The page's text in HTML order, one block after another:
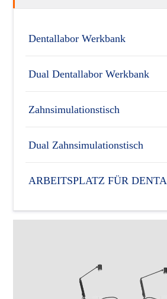
Dentallabor Werkbank
Dual Dentallabor Werkbank
Zahnsimulationstisch
Dual Zahnsimulationstisch
ARBEITSPLATZ FÜR